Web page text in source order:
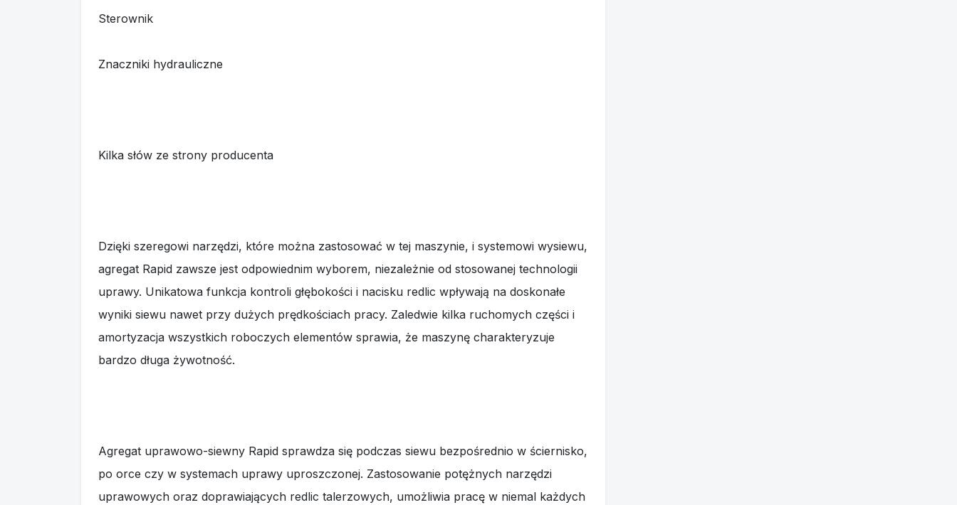
Sterownik
Znaczniki hydrauliczne
Kilka słów ze strony producenta
Dzięki szeregowi narzędzi, które można zastosować w tej maszynie, i systemowi wysiewu,
agregat Rapid zawsze jest odpowiednim wyborem, niezależnie od stosowanej technologii
uprawy. Unikatowa funkcja kontroli głębokości i nacisku redlic wpływają na doskonałe
wyniki siewu nawet przy dużych prędkościach pracy. Zaledwie kilka ruchomych części i
amortyzacja wszystkich roboczych elementów sprawia, że maszynę charakteryzuje
bardzo długa żywotność.
Agregat uprawowo-siewny Rapid sprawdza się podczas siewu bezpośrednio w ściernisko,
po orce czy w systemach uprawy uproszczonej. Zastosowanie potężnych narzędzi
uprawowych oraz doprawiających redlic talerzowych, umożliwia pracę w niemal każdych